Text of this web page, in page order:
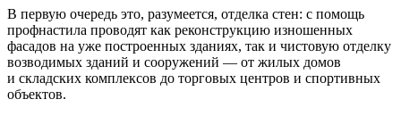
В первую очередь это, разумеется, отделка стен: с помощь
профнастила проводят как реконструкцию изношенных
фасадов на уже построенных зданиях, так и чистовую отделку
возводимых зданий и сооружений — от жилых домов
и складских комплексов до торговых центров и спортивных
объектов.